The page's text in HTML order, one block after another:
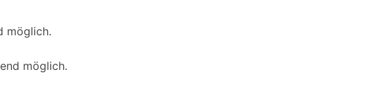
möglich.
möglich.